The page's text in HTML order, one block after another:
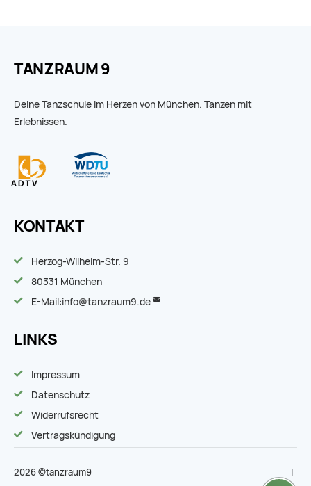
TANZRAUM 9
Deine Tanzschule im Herzen von München. Tanzen mit
Erlebnissen.
KONTAKT
Herzog-Wilhelm-Str. 9
80331 München
E-Mail:info@tanzraum9.de
LINKS
Impressum
Datenschutz
Widerrufsrecht
Vertragskündigung
2026 ©tanzraum9
|